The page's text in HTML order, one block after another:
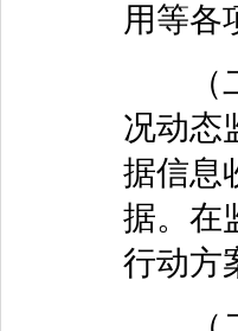
用等各
（二
况动态
据信息
据。在
行动方